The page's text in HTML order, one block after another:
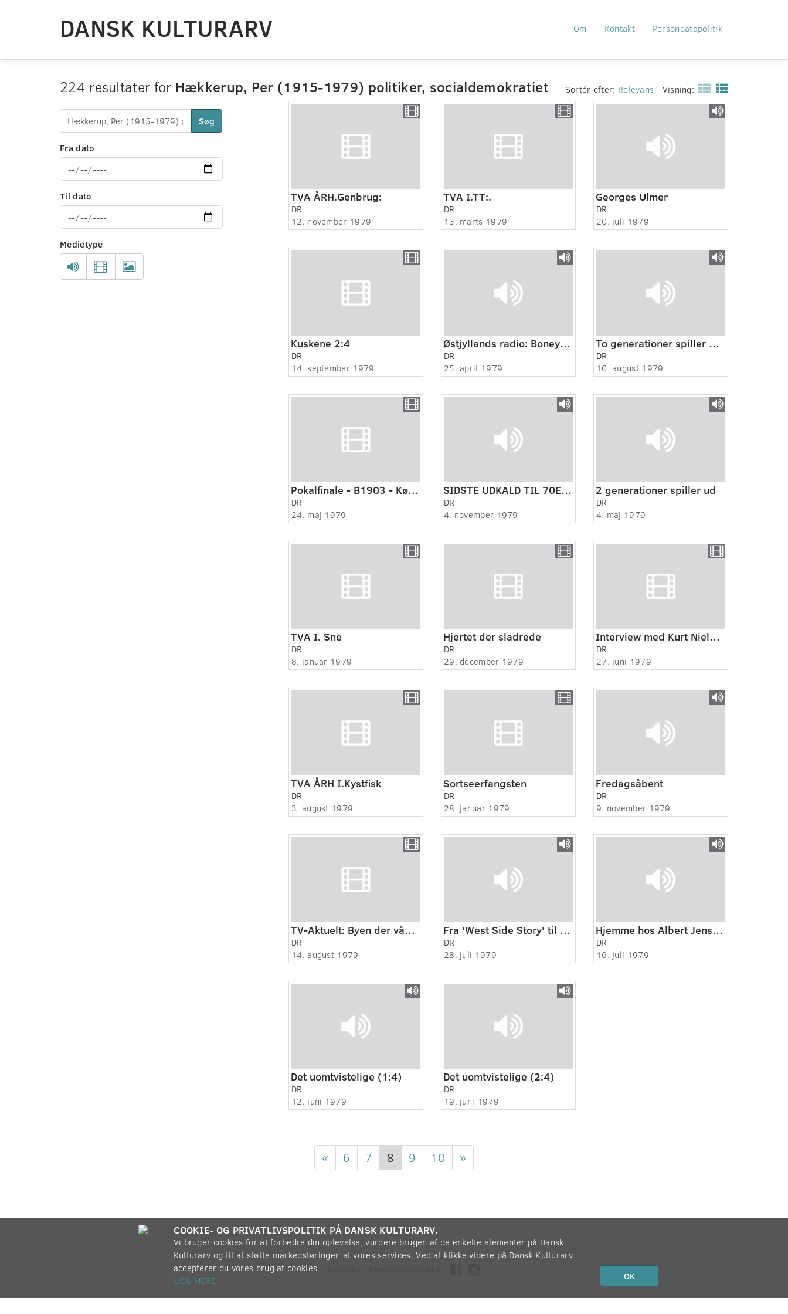
DANSK KULTURARV Om Kontakt Persondatapolitik
224 resultater for Hækkerup, Per (1915-1979) politiker, socialdemokratiet
Søg
Fra dato
Til dato
Medietype
Sortér efter: Relevans Visning:
TVA ÅRH.Genbrug:
DR
12. november 1979
TVA I.TT:.
DR
13. marts 1979
Georges Ulmer
DR
20. juli 1979
Kuskene 2:4
DR
14. september 1979
Østjyllands radio: Boney M. I Idrættens hus
DR
25. april 1979
To generationer spiller ud : Lone Kellermann og Hans Kellermann
DR
10. august 1979
Pokalfinale - B1903 - Køge - Pokaloverrækkelse
DR
24. maj 1979
SIDSTE UDKALD TIL 70ERNE - PUNK
DR
4. november 1979
2 generationer spiller ud
DR
4. maj 1979
TVA I. Sne
DR
8. januar 1979
Hjertet der sladrede
DR
29. december 1979
Interview med Kurt Nielsen og Sepp Piontek
DR
27. juni 1979
TVA ÅRH I.Kystfisk
DR
3. august 1979
Sortseerfangsten
DR
28. januar 1979
Fredagsåbent
DR
9. november 1979
TV-Aktuelt: Byen der vågnede
DR
14. august 1979
Fra 'West Side Story' til 'Sweeney Todd'-
DR
28. juli 1979
Hjemme hos Albert Jensen 2:2
DR
16. juli 1979
Det uomtvistelige (1:4)
DR
12. juni 1979
Det uomtvistelige (2:4)
DR
19. juni 1979
« 6 7 8 9 10 »
Om
COOKIE- OG PRIVATLIVSPOLITIK PÅ DANSK KULTURARV.
Vi bruger cookies for at forbedre din oplevelse, vurdere brugen af de enkelte elementer på Dansk
Kulturarv og til at støtte markedsføringen af vores services. Ved at klikke videre på Dansk Kulturarv
accepterer du vores brug af cookies.
LÆS MERE
OK